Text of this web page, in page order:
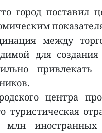
город поставил
между
для
центра
туристическая
млн